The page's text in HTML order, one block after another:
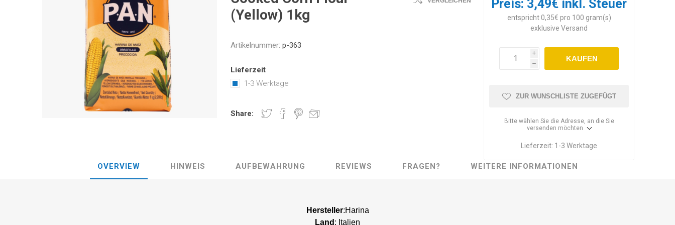
(Yellow) 1kg
Artikelnummer: p-363
Lieferzeit
1-3 Werktage
Share:
Preis: 3,49€ inkl. Steuer
entspricht 0,35€ pro 100 gram(s)
exklusiveVersand
i
h
KAUFEN
ZUR WUNSCHLISTE ZUGEFÜGT
Bitte wählen Sie die Adresse, an die Sie
versenden möchten
Lieferzeit: 1-3 Werktage
OVERVIEW HINWEIS AUFBEWAHRUNG REVIEWS FRAGEN? WEITERE INFORMATIONEN
Hersteller:Harina
Land : Italien